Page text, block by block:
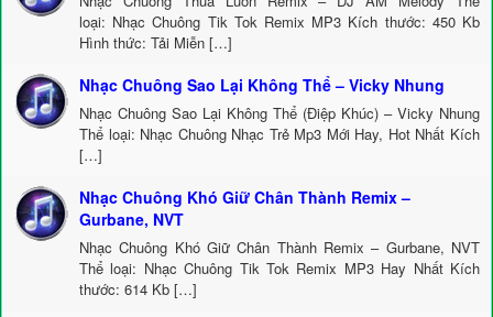
loại: Nhạc Chuông Tik Tok Remix MP3 Kích thước: 450 Kb
Hình thức: Tải Miễn […]
Nhạc Chuông Sao Lại Không Thể – Vicky Nhung
Nhạc Chuông Sao Lại Không Thể (Điệp Khúc) – Vicky Nhung
Thể loại: Nhạc Chuông Nhạc Trẻ Mp3 Mới Hay, Hot Nhất Kích
[…]
Nhạc Chuông Khó Giữ Chân Thành Remix –
Gurbane, NVT
Nhạc Chuông Khó Giữ Chân Thành Remix – Gurbane, NVT
Thể loại: Nhạc Chuông Tik Tok Remix MP3 Hay Nhất Kích
thước: 614 Kb […]